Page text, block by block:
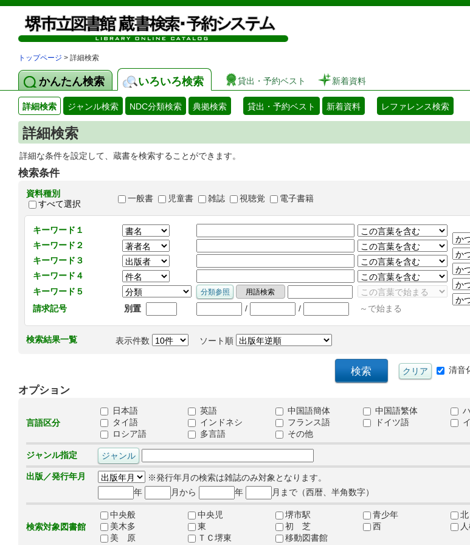
図書館 蔵書検索・予約システム
トップページ > 詳細検索
かんたん検索 いろいろ検索 貸出・予約ベスト 新着資料
詳細検索 ジャンル検索 NDC分類検索 典拠検索 貸出・予約ベスト 新着資料 レファレンス検索
詳細検索
詳細な条件を設定して、蔵書を検索することができます。
検索条件
資料種別
すべて選択
一般書 児童書 雑誌 視聴覚 電子書籍
キーワード１
キーワード２
キーワード３
キーワード４
キーワード５
請求記号
別置 / / ～で始まる
検索結果一覧 表示件数 ソート順
清音
オプション
言語区分
日本語 英語 中国語簡体 中国語繁体
タイ語
インドネシ フランス語 ドイツ語
ロシア語
多言語 その他
ジャンル指定
出版／発行年月
※発行年月の検索は雑誌のみ対象となります。
年
月から 年 月まで（西暦、半角数字）
検索対象図書館
中央般 中央児 堺市駅 青少年 北
美木多
東 初 芝 西
美 原
ＴＣ堺東 移動図書館